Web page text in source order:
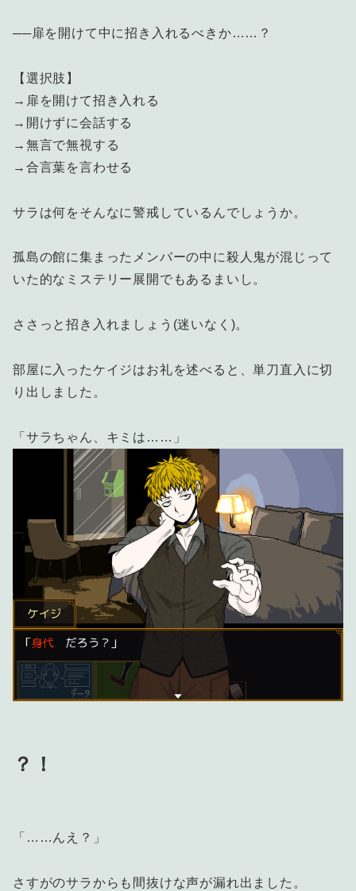
──扉を開けて中に招き入れるべきか……？
【選択肢】
→扉を開けて招き入れる
→開けずに会話する
→無言で無視する
→合言葉を言わせる
サラは何をそんなに警戒しているんでしょうか。
孤島の館に集まったメンバーの中に殺人鬼が混じって
いた的なミステリー展開でもあるまいし。
ささっと招き入れましょう(迷いなく)。
部屋に入ったケイジはお礼を述べると、単刀直入に切
り出しました。
「サラちゃん、キミは……」
？！
「……んえ？」
さすがのサラからも間抜けな声が漏れ出ました。